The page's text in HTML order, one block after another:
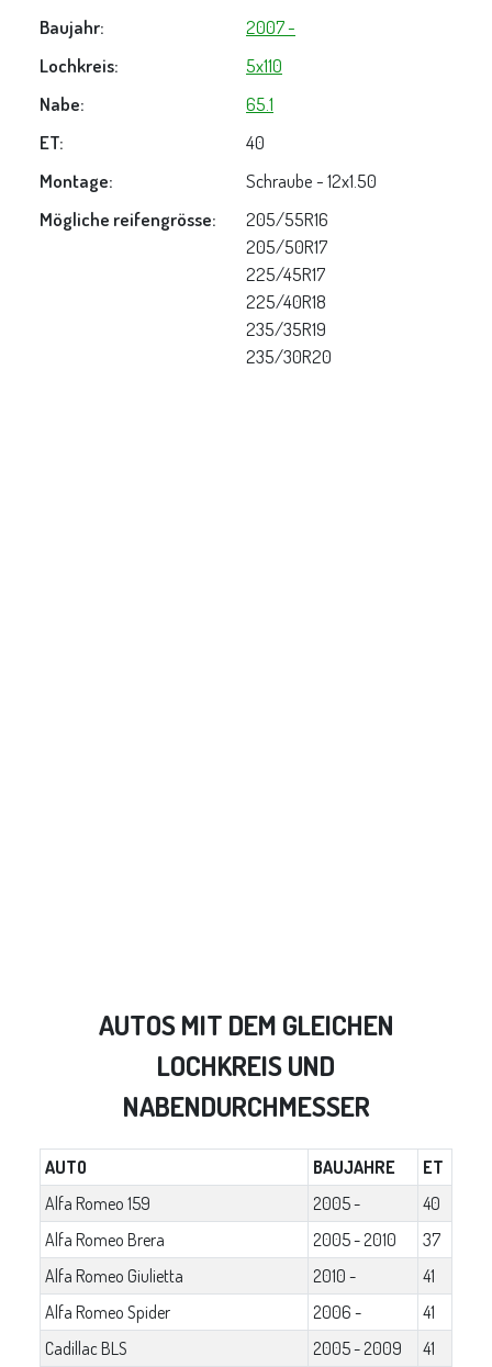
Baujahr:
2007 -
Lochkreis:
5x110
Nabe:
65.1
ET:
40
Montage:
Schraube - 12x1.50
Mögliche reifengrösse:
205/55R16
205/50R17
225/45R17
225/40R18
235/35R19
235/30R20
AUTOS MIT DEM GLEICHEN
LOCHKREIS UND
NABENDURCHMESSER
AUTO BAUJAHRE
ET
Alfa Romeo 159
2005 -
40
Alfa Romeo Brera
2005 - 2010
37
Alfa Romeo Giulietta
2010 -
41
Alfa Romeo Spider
2006 -
41
Cadillac BLS
2005 - 2009 41